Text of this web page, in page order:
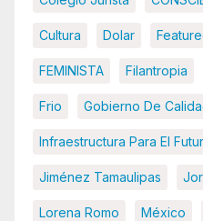
Cultura Dolar
FEMINISTA Filantropia
Frio Gobierno De
Infraestructura Para El
Jiménez Tamaulipas
Lorena Romo México